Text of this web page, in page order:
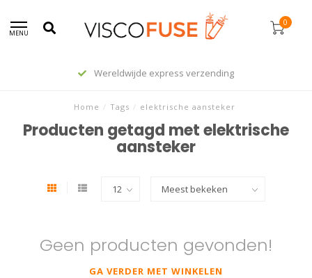
MENU
0
Wereldwijde express verzending
Home / Tags / elektrische aansteker
Producten getagd met elektrische
aansteker
Geen producten gevonden!
GA VERDER MET WINKELEN